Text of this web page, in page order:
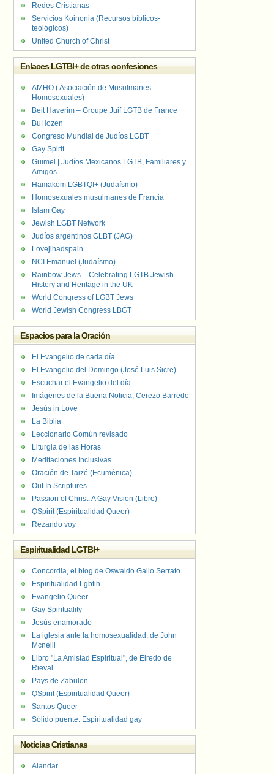
Redes Cristianas
Servicios Koinonia (Recursos bíblicos-
teológicos)
United Church of Christ
Enlaces LGTBI+ de otras confesiones
AMHO ( Asociación de Musulmanes
Homosexuales)
Beit Haverim – Groupe Juif LGTB de France
BuHozen
Congreso Mundial de Judíos LGBT
Gay Spirit
Guimel | Judíos Mexicanos LGTB, Familiares y
Amigos
Hamakom LGBTQI+ (Judaísmo)
Homosexuales musulmanes de Francia
Islam Gay
Jewish LGBT Network
Judíos argentinos GLBT (JAG)
Lovejihadspain
NCI Emanuel (Judaísmo)
Rainbow Jews – Celebrating LGTB Jewish
History and Heritage in the UK
World Congress of LGBT Jews
World Jewish Congress LBGT
Espacios para la Oración
El Evangelio de cada día
El Evangelio del Domingo (José Luis Sicre)
Escuchar el Evangelio del día
Imágenes de la Buena Noticia, Cerezo Barredo
Jesús in Love
La Biblia
Leccionario Común revisado
Liturgia de las Horas
Meditaciones Inclusivas
Oración de Taizé (Ecuménica)
Out In Scriptures
Passion of Christ: A Gay Vision (Libro)
QSpirit (Espiritualidad Queer)
Rezando voy
Espiritualidad LGTBI+
Concordia, el blog de Oswaldo Gallo Serrato
Espiritualidad Lgbtih
Evangelio Queer.
Gay Spirituality
Jesús enamorado
La iglesia ante la homosexualidad, de John
Mcneill
Libro "La Amistad Espiritual", de Elredo de
Rieval.
Pays de Zabulon
QSpirit (Espiritualidad Queer)
Santos Queer
Sólido puente. Espiritualidad gay
Noticias Cristianas
Alandar